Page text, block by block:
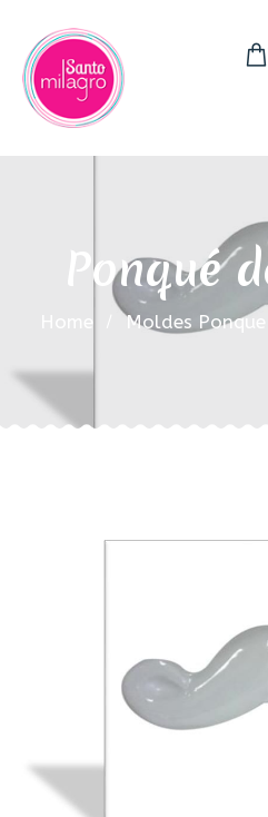
Ponqué
Moldes Ponque